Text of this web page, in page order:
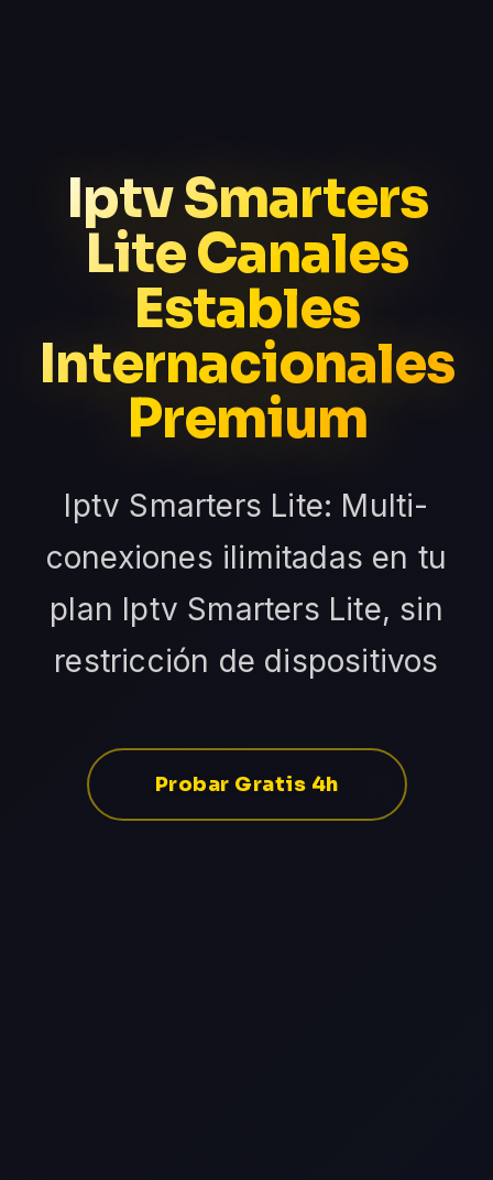
Iptv Smarters
Lite Canales
Estables
Internacionales
Premium
Iptv Smarters Lite: Multi-
conexiones ilimitadas en tu
plan Iptv Smarters Lite, sin
restricción de dispositivos
Probar Gratis 4h